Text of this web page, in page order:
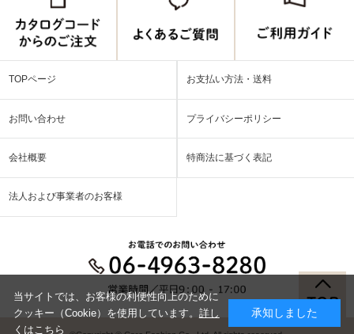
TOPページ お支払い方法・送料
お問い合わせ プライバシーポリシー
会社概要 特商法に基づく表記
法人および事業者のお客様
当サイトでは、お客様の利便性向上のために
クッキー（Cookie）を使用しています。 詳し
くはこちら
承知しました